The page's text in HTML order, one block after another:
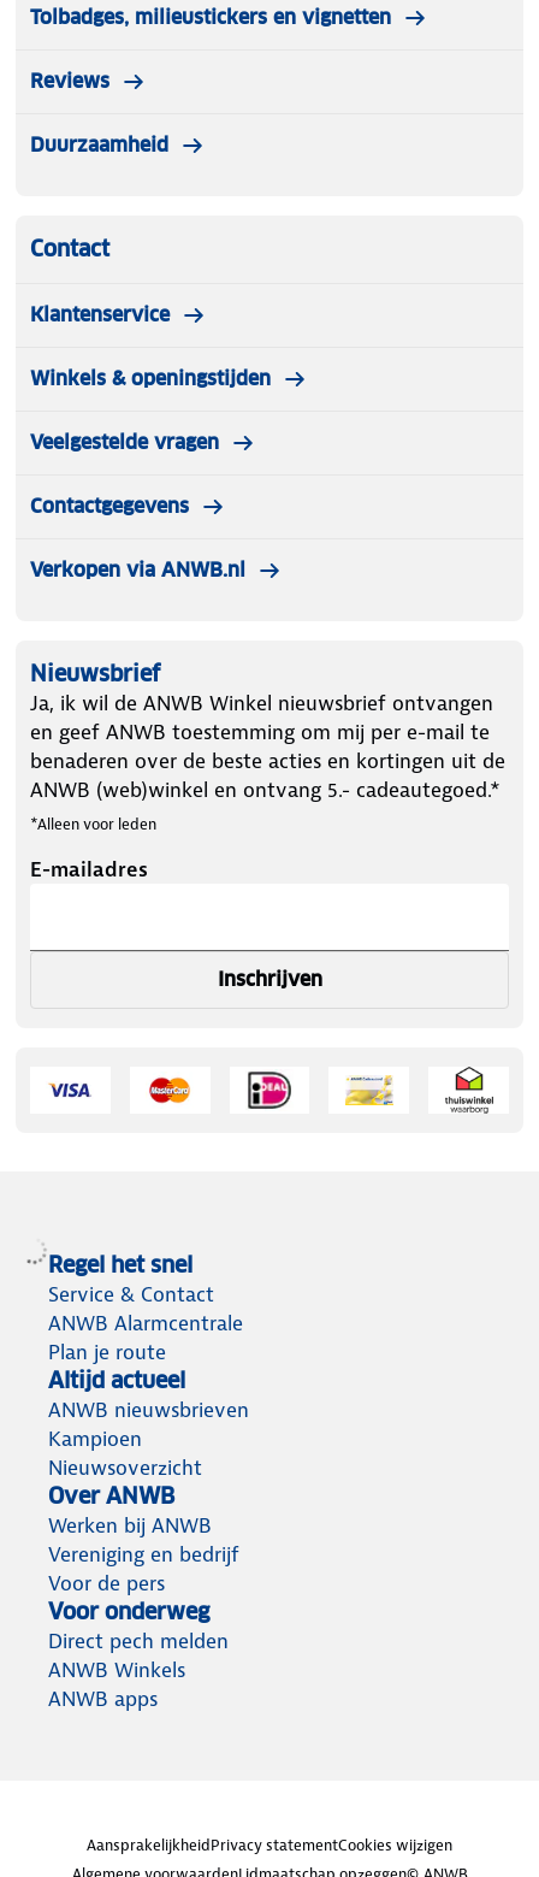
Tolbadges, milieustickers en vignetten
Reviews
Duurzaamheid
Contact
Klantenservice
Winkels & openingstijden
Veelgestelde vragen
Contactgegevens
Verkopen via ANWB.nl
Nieuwsbrief
Ja, ik wil de ANWB Winkel nieuwsbrief ontvangen
en geef ANWB toestemming om mij per e-mail te
benaderen over de beste acties en kortingen uit de
ANWB (web)winkel en ontvang 5.- cadeautegoed.*
*Alleen voor leden
E-mailadres
Inschrijven
Regel het snel
Service & Contact
ANWB Alarmcentrale
Plan je route
Altijd actueel
ANWB nieuwsbrieven
Kampioen
Nieuwsoverzicht
Over ANWB
Werken bij ANWB
Vereniging en bedrijf
Voor de pers
Voor onderweg
Direct pech melden
ANWB Winkels
ANWB apps
AansprakelijkheidPrivacy statementCookies wijzigen